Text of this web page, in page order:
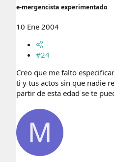
e-mergencista experimentado
10 Ene 2004
#24
Creo que me falto
ti y tus actos sin que nadie
partir de esta edad se te
M